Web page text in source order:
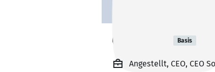
Cristo C J Basis
Angestellt, CEO, CEO